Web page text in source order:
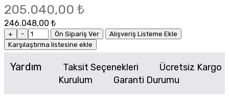
205.040,00 ₺
246.048,00 ₺
+ - Ön Sipariş Ver
Alışveriş Listeme Ekle
Karşılaştırma listesine ekle
Yardım Taksit Seçenekleri
Ücretsiz Kargo
Kurulum
Garanti Durumu